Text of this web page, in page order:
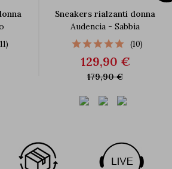
Sneakers rialzanti donna
Audencia - Sabbia
(10)
129,90 €
179,90 €